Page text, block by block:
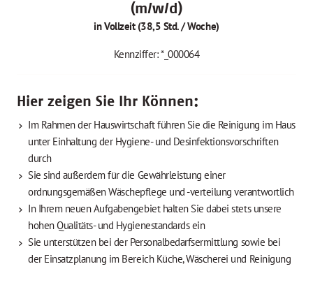
(m/w/d)
in Vollzeit (38,5 Std. / Woche)
Kennziffer: *_000064
Hier zeigen Sie Ihr Können:
Im Rahmen der Hauswirtschaft führen Sie die Reinigung im Haus
unter Einhaltung der Hygiene- und Desinfektionsvorschriften
durch
Sie sind außerdem für die Gewährleistung einer
ordnungsgemäßen Wäschepflege und -verteilung verantwortlich
In Ihrem neuen Aufgabengebiet halten Sie dabei stets unsere
hohen Qualitäts- und Hygienestandards ein
Sie unterstützen bei der Personalbedarfsermittlung sowie bei
der Einsatzplanung im Bereich Küche, Wäscherei und Reinigung